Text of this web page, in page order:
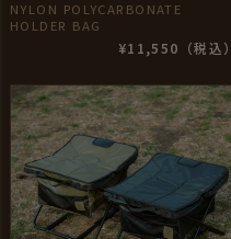
NYLON POLYCARBONATE
HOLDER BAG
¥11,550（税込）